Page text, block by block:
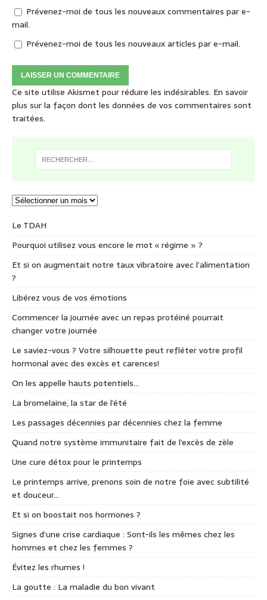
Prévenez-moi de tous les nouveaux commentaires par e-
mail.
Prévenez-moi de tous les nouveaux articles par e-mail.
Ce site utilise Akismet pour réduire les indésirables. En savoir
plus sur la façon dont les données de vos commentaires sont
traitées.
Le TDAH
Pourquoi utilisez vous encore le mot « régime » ?
Et si on augmentait notre taux vibratoire avec l’alimentation
?
Libérez vous de vos émotions
Commencer la journée avec un repas protéiné pourrait
changer votre journée
Le saviez-vous ? Votre silhouette peut refléter votre profil
hormonal avec des excès et carences!
On les appelle hauts potentiels…
La bromelaine, la star de l’été
Les passages décennies par décennies chez la femme
Quand notre système immunitaire fait de l’excès de zèle
Une cure détox pour le printemps
Le printemps arrive, prenons soin de notre foie avec subtilité
et douceur…
Et si on boostait nos hormones ?
Signes d’une crise cardiaque : Sont-ils les mêmes chez les
hommes et chez les femmes ?
Évitez les rhumes !
La goutte : La maladie du bon vivant